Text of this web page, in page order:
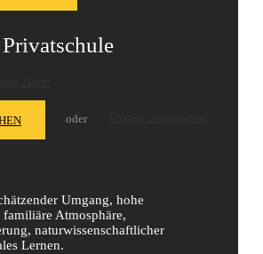
oder
Umgang, hohe
Atmosphäre,
naturwissenschaftlicher
Lernen.